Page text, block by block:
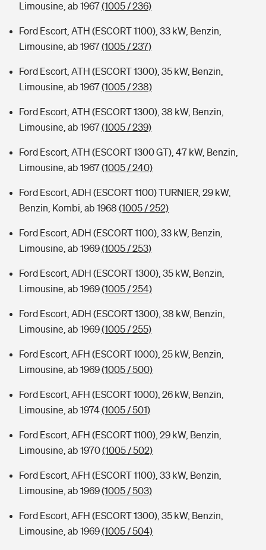
Limousine, ab 1967(1005 / 236)
Ford Escort, ATH (ESCORT 1100), 33 kW, Benzin,
Limousine, ab 1967(1005 / 237)
Ford Escort, ATH (ESCORT 1300), 35 kW, Benzin,
Limousine, ab 1967(1005 / 238)
Ford Escort, ATH (ESCORT 1300), 38 kW, Benzin,
Limousine, ab 1967(1005 / 239)
Ford Escort, ATH (ESCORT 1300 GT), 47 kW, Benzin,
Limousine, ab 1967(1005 / 240)
Ford Escort, ADH (ESCORT 1100) TURNIER, 29 kW,
Benzin, Kombi, ab 1968 (1005 / 252)
Ford Escort, ADH (ESCORT 1100), 33 kW, Benzin,
Limousine, ab 1969(1005 / 253)
Ford Escort, ADH (ESCORT 1300), 35 kW, Benzin,
Limousine, ab 1969(1005 / 254)
Ford Escort, ADH (ESCORT 1300), 38 kW, Benzin,
Limousine, ab 1969(1005 / 255)
Ford Escort, AFH (ESCORT 1000), 25 kW, Benzin,
Limousine, ab 1969(1005 / 500)
Ford Escort, AFH (ESCORT 1000), 26 kW, Benzin,
Limousine, ab 1974(1005 / 501)
Ford Escort, AFH (ESCORT 1100), 29 kW, Benzin,
Limousine, ab 1970(1005 / 502)
Ford Escort, AFH (ESCORT 1100), 33 kW, Benzin,
Limousine, ab 1969(1005 / 503)
Ford Escort, AFH (ESCORT 1300), 35 kW, Benzin,
Limousine, ab 1969(1005 / 504)